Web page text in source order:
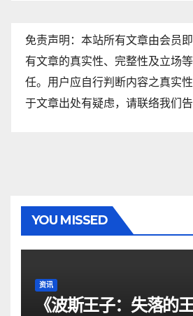
免责声明：本站所有文章由会员
有文章的真实性、完整性及立场
任。用户应自行判断内容之真实
于文章出处有疑虑，请联络我们
YOU MISSED
资讯
《波斯王子：失落的